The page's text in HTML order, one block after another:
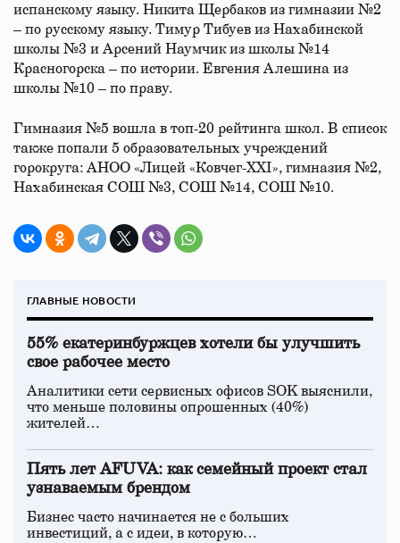
испанскому языку. Никита Щербаков из гимназии №2
– по русскому языку. Тимур Тибуев из Нахабинской
школы №3 и Арсений Наумчик из школы №14
Красногорска – по истории. Евгения Алешина из
школы №10 – по праву.
Гимназия №5 вошла в топ-20 рейтинга школ. В список
также попали 5 образовательных учреждений
горокруга: АНОО «Лицей «Ковчег-XXI», гимназия №2,
Нахабинская СОШ №3, СОШ №14, СОШ №10.
ГЛАВНЫЕ НОВОСТИ
55% екатеринбуржцев хотели бы улучшить
свое рабочее место
Аналитики сети сервисных офисов SOK выяснили,
что меньше половины опрошенных (40%)
жителей…
Пять лет AFUVA: как семейный проект стал
узнаваемым брендом
Бизнес часто начинается не с больших
инвестиций, а с идеи, в которую…